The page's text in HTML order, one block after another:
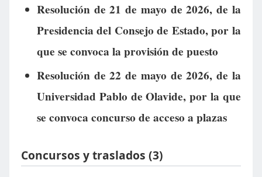
Resolución de 21 de mayo de 2026, de la
Presidencia del Consejo de Estado, por la
que se convoca la provisión de puesto
Resolución de 22 de mayo de 2026, de la
Universidad Pablo de Olavide, por la que
se convoca concurso de acceso a plazas
Concursos y traslados (3)